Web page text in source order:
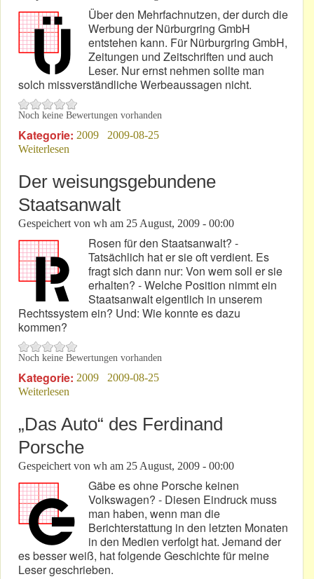
Über den Mehrfachnutzen, der durch die
Werbung der Nürburgring GmbH
entstehen kann. Für Nürburgring GmbH,
Zeitungen und Zeitschriften und auch
Leser. Nur ernst nehmen sollte man
solch missverständliche Werbeaussagen nicht.
Noch keine Bewertungen vorhanden
Kategorie: 2009
2009-08-25
Weiterlesen
Anzeigenkunde ist."
Der weisungsgebundene
Staatsanwalt
Gespeichert von wh am 25 August, 2009 - 00:00
Rosen für den Staatsanwalt? -
Tatsächlich hat er sie oft verdient. Es
fragt sich dann nur: Von wem soll er sie
erhalten? - Welche Position nimmt ein
Staatsanwalt eigentlich in unserem
Rechtssystem ein? Und: Wie konnte es dazu
kommen?
Noch keine Bewertungen vorhanden
Kategorie: 2009
2009-08-25
Weiterlesen
„Das Auto“ des Ferdinand
Porsche
Gespeichert von wh am 25 August, 2009 - 00:00
Gäbe es ohne Porsche keinen
Volkswagen? - Diesen Eindruck muss
man haben, wenn man die
Berichterstattung in den letzten Monaten
in den Medien verfolgt hat. Jemand der
es besser weiß, hat folgende Geschichte für meine
Leser geschrieben.